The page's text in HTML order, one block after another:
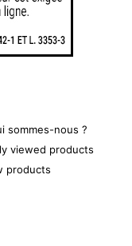
sommes-nous ?
viewed products
products